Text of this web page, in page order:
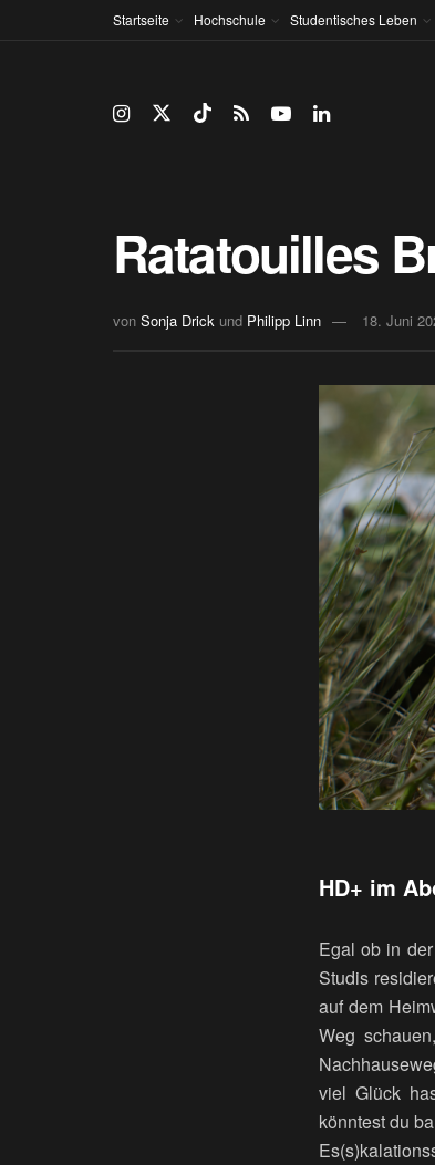
Startseite Hochschule Studentisches Leben
Ratatouilles
von Sonja Drick und Philipp Linn 18. Juni
HD+ im
Egal ob in
Studis
auf dem
Weg
viel Glück
könntest du
Es(s)